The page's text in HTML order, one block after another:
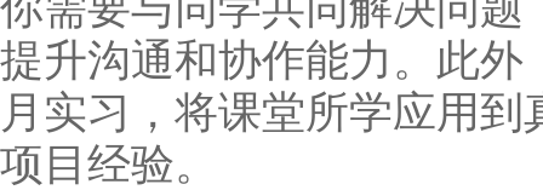
提升沟通和协作能力。此
月实习，将课堂所学应用
项目经验。